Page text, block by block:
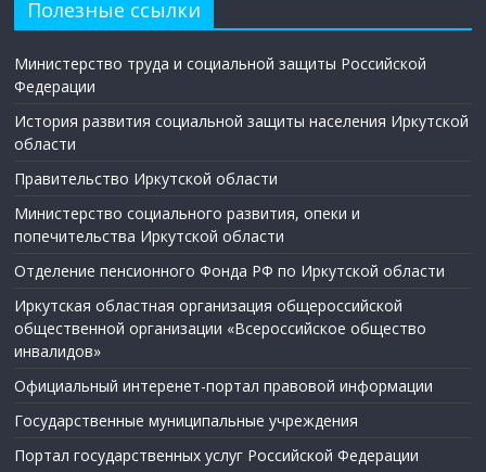
Полезные ссылки
Министерство труда и социальной защиты Российской
Федерации
История развития социальной защиты населения Иркутской
области
Правительство Иркутской области
Министерство социального развития, опеки и
попечительства Иркутской области
Отделение пенсионного Фонда РФ по Иркутской области
Иркутская областная организация общероссийской
общественной организации «Всероссийское общество
инвалидов»
Официальный интеренет-портал правовой информации
Государственные муниципальные учреждения
Портал государственных услуг Российской Федерации